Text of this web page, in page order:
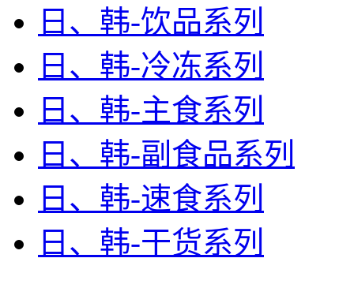
日、韩-饮品系列
日、韩-冷冻系列
日、韩-主食系列
日、韩-副食品系列
日、韩-速食系列
日、韩-干货系列